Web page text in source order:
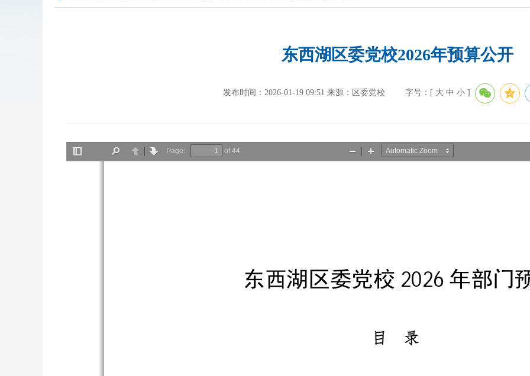
东西湖区委党校2026年预算公开
发布时间：2026-01-19 09:51 来源：区委党校 字号：[ 大 中 小 ]